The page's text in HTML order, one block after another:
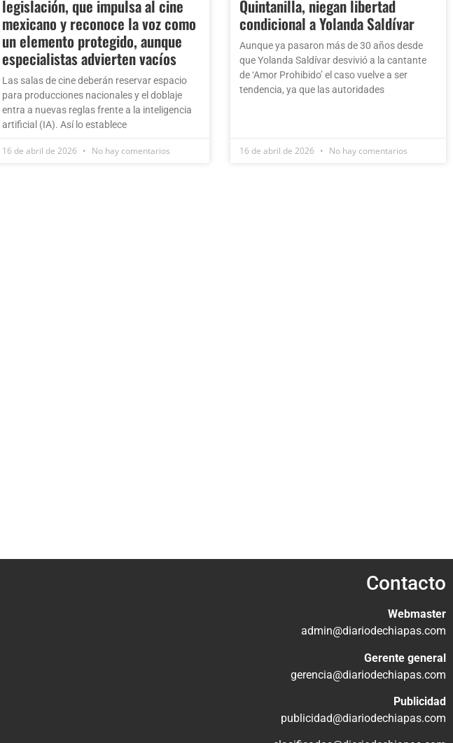
legislación, que impulsa al cine
mexicano y reconoce la voz como
un elemento protegido, aunque
especialistas advierten vacíos
Las salas de cine deberán reservar espacio
para producciones nacionales y el doblaje
entra a nuevas reglas frente a la inteligencia
artificial (IA). Así lo establece
16 de abril de 2026 No hay comentarios
Quintanilla, niegan libertad
condicional a Yolanda Saldívar
Aunque ya pasaron más de 30 años desde
que Yolanda Saldívar desvivió a la cantante
de ‘Amor Prohibido’ el caso vuelve a ser
tendencia, ya que las autoridades
16 de abril de 2026 No hay comentarios
Contacto
Webmaster
admin@diariodechiapas.com
Gerente general
gerencia@diariodechiapas.com
Publicidad
publicidad@diariodechiapas.com